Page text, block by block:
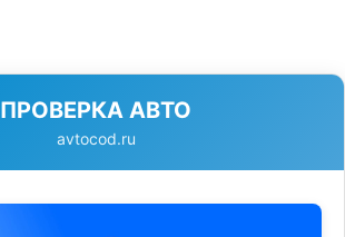
ПРОВЕРКА АВТО
avtocod.ru